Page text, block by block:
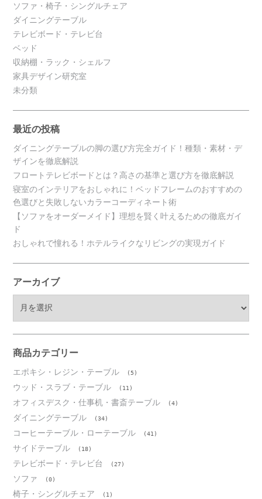
ソファ・椅子・シングルチェア
ダイニングテーブル
テレビボード・テレビ台
ベッド
収納棚・ラック・シェルフ
家具デザイン研究室
未分類
最近の投稿
ダイニングテーブルの脚の選び方完全ガイド！種類・素材・デ
ザインを徹底解説
フロートテレビボードとは？高さの基準と選び方を徹底解説
寝室のインテリアをおしゃれに！ベッドフレームのおすすめの
色選びと失敗しないカラーコーディネート術
【ソファをオーダーメイド】理想を賢く叶えるための徹底ガイ
ド
おしゃれで憧れる！ホテルライクなリビングの実現ガイド
アーカイブ
ブ
商品カテゴリー
エポキシ・レジン・テーブル (5)
ウッド・スラブ・テーブル (11)
オフィスデスク・仕事机・書斎テーブル (4)
ダイニングテーブル (34)
コーヒーテーブル・ローテーブル (41)
サイドテーブル (18)
テレビボード・テレビ台 (27)
ソファ (0)
椅子・シングルチェア (1)